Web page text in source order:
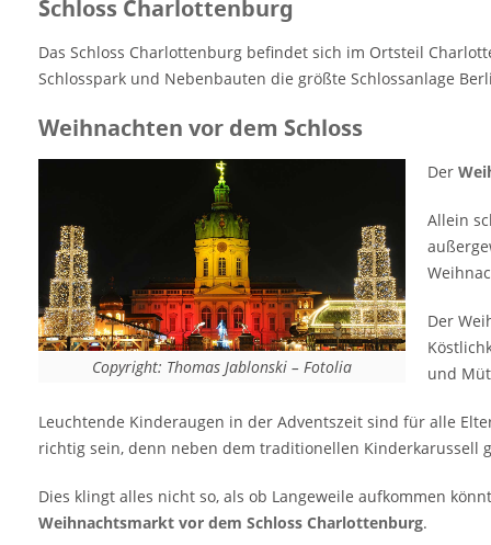
aus aller Welt recht groß und dadurch kann
sich das breite Angebot an Waren und
Köstlichkeiten wahrlich sehen lassen. Man
Klassiker, wie Krippefiguren, Baumschmuck,
Kunsthandwerk und schönen Schmuck.
Leuchtende Kinderaugen in der Adventszeit
sind für alle Eltern wichtig und das schönste
Ziel überhaupt. Da sollte ein Besuch des
Weihnachtsmarktes Schloss Charlottenburg
absolut richtig sein, denn neben dem
traditionellen Kinderkarussell gibt es hier
zahlreiche weitere Angebote für unser
Langeweile aufkommen…
Schloss Charlottenburg
Das Schloss Charlottenburg befindet sich im Ortsteil
Schlosspark und Nebenbauten die größte Schlossanlage
Weihnachten vor dem Schloss
Copyright: Thomas Jablonski – Fotolia
Der
Allein
Der
und
Leuchtende Kinderaugen in der Adventszeit sind für alle
richtig sein, denn neben dem traditionellen Kinderkarussell
Dies klingt alles nicht so, als ob Langeweile aufkommen
Weihnachtsmarkt vor dem Schloss Charlottenburg.